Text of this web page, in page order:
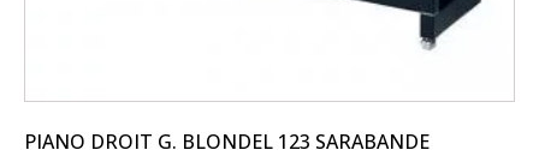
PIANO DROIT G. BLONDEL 123 SARABANDE